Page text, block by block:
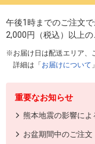
午後1時までのご注文
2,000円（税込）以上
お届け日は配送エリア、
詳細は「 お届けについて
重要なお知らせ
熊本地震の影響によ
お盆期間中のご注